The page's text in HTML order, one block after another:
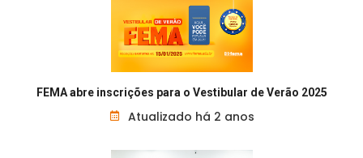
FEMA abre inscrições para o Vestibular de Verão 2025
Atualizado há 2 anos